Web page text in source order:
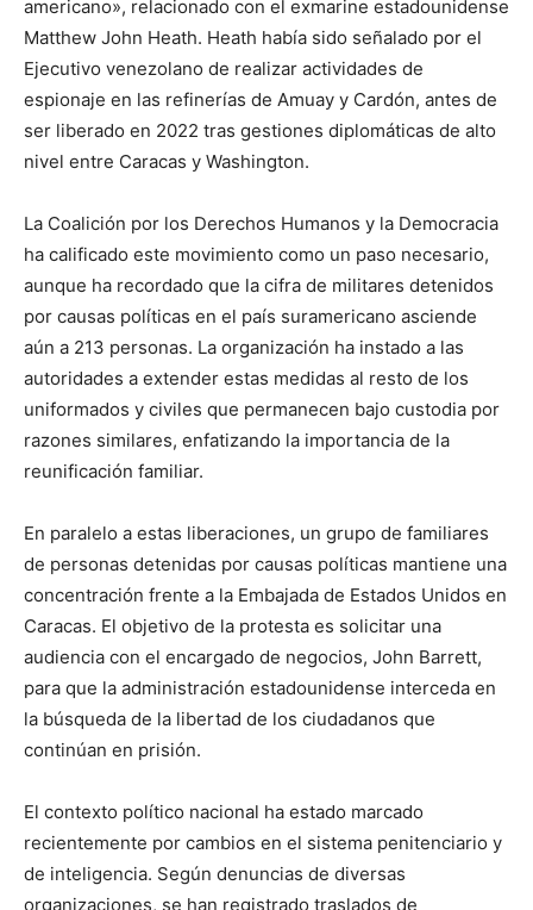
americano», relacionado con el exmarine estadounidense
Matthew John Heath. Heath había sido señalado por el
Ejecutivo venezolano de realizar actividades de
espionaje en las refinerías de Amuay y Cardón, antes de
ser liberado en 2022 tras gestiones diplomáticas de alto
nivel entre Caracas y Washington.
La Coalición por los Derechos Humanos y la Democracia
ha calificado este movimiento como un paso necesario,
aunque ha recordado que la cifra de militares detenidos
por causas políticas en el país suramericano asciende
aún a 213 personas. La organización ha instado a las
autoridades a extender estas medidas al resto de los
uniformados y civiles que permanecen bajo custodia por
razones similares, enfatizando la importancia de la
reunificación familiar.
En paralelo a estas liberaciones, un grupo de familiares
de personas detenidas por causas políticas mantiene una
concentración frente a la Embajada de Estados Unidos en
Caracas. El objetivo de la protesta es solicitar una
audiencia con el encargado de negocios, John Barrett,
para que la administración estadounidense interceda en
la búsqueda de la libertad de los ciudadanos que
continúan en prisión.
El contexto político nacional ha estado marcado
recientemente por cambios en el sistema penitenciario y
de inteligencia. Según denuncias de diversas
organizaciones, se han registrado traslados de